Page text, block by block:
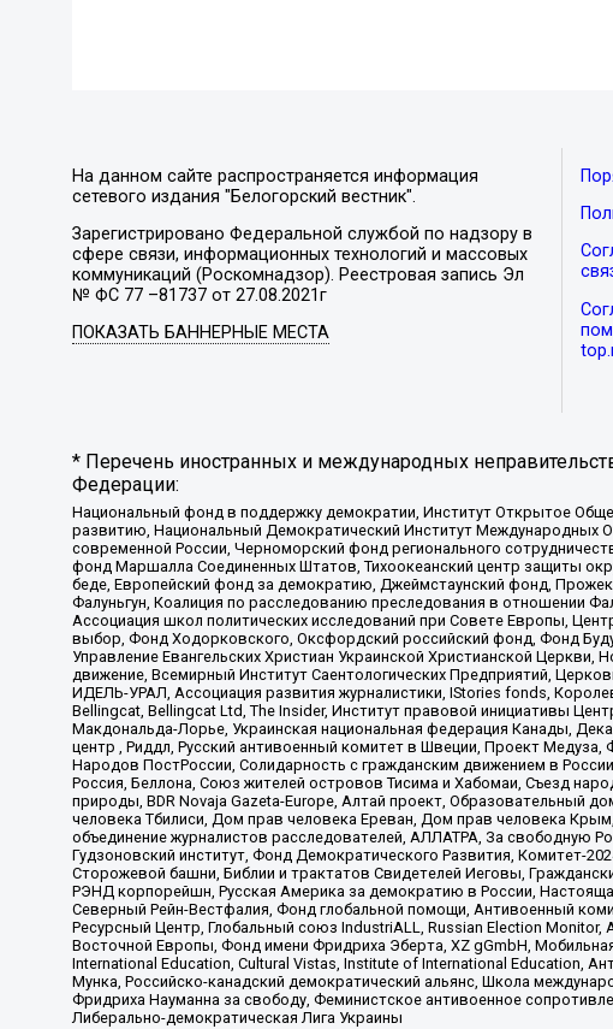
На данном сайте распространяется информация
сетевого издания "Белогорский вестник".
Зарегистрировано Федеральной службой по надзору в
сфере связи, информационных технологий и массовых
коммуникаций (Роскомнадзор). Реестровая запись Эл
№ ФС 77 –81737 от 27.08.2021г
ПОКАЗАТЬ БАННЕРНЫЕ МЕСТА
* Перечень иностранных и международных
Федерации:
Национальный фонд в поддержку демократии, Институт Открытое
развитию, Национальный Демократический Институт Международных
современной России, Черноморский фонд регионального
фонд Маршалла Соединенных Штатов, Тихоокеанский центр защиты
беде, Европейский фонд за демократию, Джеймстаунский фонд,
Фалуньгун, Коалиция по расследованию преследования в отношении
Ассоциация школ политических исследований при Совете Европы,
выбор, Фонд Ходорковского, Оксфордский российский фонд, Фонд
Управление Евангельских Христиан Украинской Христианской
движение, Всемирный Институт Саентологических Предприятий,
ИДЕЛЬ-УРАЛ, Ассоциация развития журналистики, IStories fonds,
Bellingcat, Bellingcat Ltd, The Insider, Институт правовой инициативы
Макдональда-Лорье, Украинская национальная федерация Канады,
центр , Риддл, Русский антивоенный комитет в Швеции, Проект
Народов ПостРоссии, Солидарность с гражданским движением в
Россия, Беллона, Союз жителей островов Тисима и Хабомаи, Съезд
природы, BDR Novaja Gazeta-Europe, Алтай проект, Образовательный
человека Тбилиси, Дом прав человека Ереван, Дом прав человека
объединение журналистов расследователей, АЛЛАТРА, За свободную
Гудзоновский институт, Фонд Демократического Развития, Комитет-
Сторожевой башни, Библии и трактатов Свидетелей Иеговы,
РЭНД корпорейшн, Русская Америка за демократию в России,
Северный Рейн-Вестфалия, Фонд глобальной помощи, Антивоенный
Ресурсный Центр, Глобальный союз IndustriALL, Russian Election
Восточной Европы, Фонд имени Фридриха Эберта, XZ gGmbH,
International Education, Cultural Vistas, Institute of International Education,
Мунка, Российско-канадский демократический альянс, Школа
Фридриха Науманна за свободу, Феминистское антивоенное
Либерально-демократическая Лига Украины